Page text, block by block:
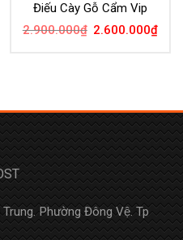
Điếu Cày Gỗ Cẩm Vip
2.900.000₫ 2.600.000₫
Phường Đông Vệ. Tp